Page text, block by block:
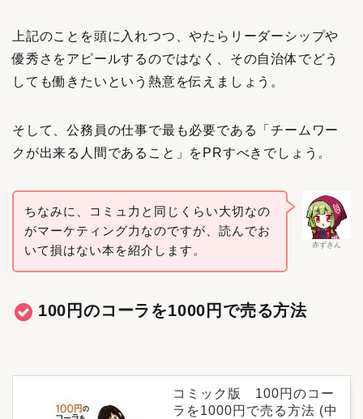
上記のことを頭に入れつつ、やたらリーダーシップや
優秀さをアピールするのではなく、その自治体でどう
しても働きたいという熱意を伝えましょう。
そして、公務員の仕事で最も必要である「チームワー
クが出来る人間であること」をPRすべきでしょう。
赤ずきん
ちなみに、コミュ力と同じくらい大切なの
がマーケティング力なのですが、読んでお
いて損はない本を紹介します。
100円のコーラを1000円で売る方法
コミック版 100円のコー
ラを1000円で売る方法 (中